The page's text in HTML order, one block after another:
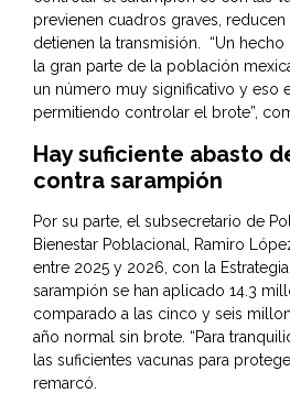
previenen cuadros graves,
detienen la transmisión. “Un
la gran parte de la población
un número muy significativo y eso
permitiendo controlar el brote”,
Hay suficiente abasto
contra sarampión
Por su parte, el subsecretario de
Bienestar Poblacional, Ramiro
entre 2025 y 2026, con la
sarampión se han aplicado 14.3
comparado a las cinco y seis
año normal sin brote. “Para
las suficientes vacunas para
remarcó.